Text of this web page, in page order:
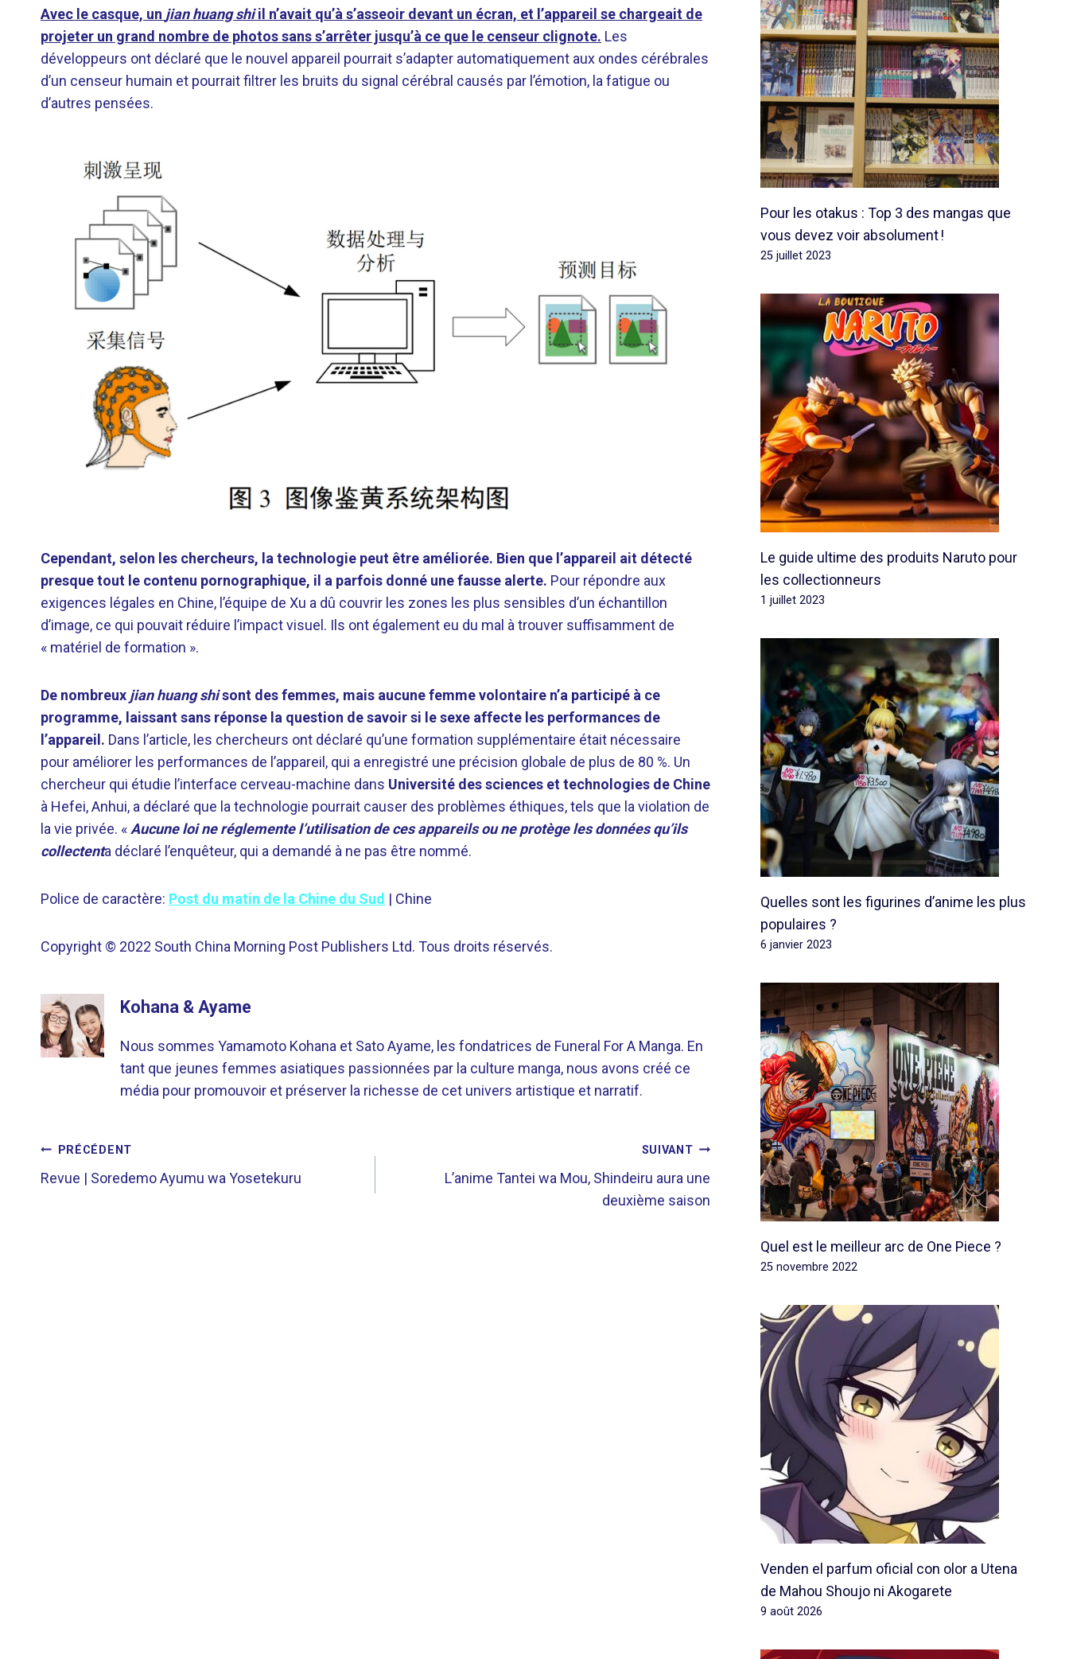
Avec le casque, un jian huang shiil n’avait qu’à s’asseoir devant un écran, et l’appareil se chargeait de
projeter un grand nombre de photos sans s’arrêter jusqu’à ce que le censeur clignote. Les
développeurs ont déclaré que le nouvel appareil pourrait s’adapter automatiquement aux ondes cérébrales
d’un censeur humain et pourrait filtrer les bruits du signal cérébral causés par l’émotion, la fatigue ou
d’autres pensées.
Cependant, selon les chercheurs, la technologie peut être améliorée. Bien que l’appareil ait détecté
presque tout le contenu pornographique, il a parfois donné une fausse alerte. Pour répondre aux
exigences légales en Chine, l’équipe de Xu a dû couvrir les zones les plus sensibles d’un échantillon
d’image, ce qui pouvait réduire l’impact visuel. Ils ont également eu du mal à trouver suffisamment de
« matériel de formation ».
De nombreux jian huang shisont des femmes, mais aucune femme volontaire n’a participé à ce
programme, laissant sans réponse la question de savoir si le sexe affecte les performances de
l’appareil. Dans l’article, les chercheurs ont déclaré qu’une formation supplémentaire était nécessaire
pour améliorer les performances de l’appareil, qui a enregistré une précision globale de plus de 80 %. Un
chercheur qui étudie l’interface cerveau-machine dans Université des sciences et technologies de Chine
à Hefei, Anhui, a déclaré que la technologie pourrait causer des problèmes éthiques, tels que la violation de
la vie privée. « Aucune loi ne réglemente l’utilisation de ces appareils ou ne protège les données qu’ils
collectenta déclaré l’enquêteur, qui a demandé à ne pas être nommé.
Police de caractère: Post du matin de la Chine du Sud | Chine
Copyright © 2022 South China Morning Post Publishers Ltd. Tous droits réservés.
Kohana & Ayame
Nous sommes Yamamoto Kohana et Sato Ayame, les fondatrices de Funeral For A Manga. En
tant que jeunes femmes asiatiques passionnées par la culture manga, nous avons créé ce
média pour promouvoir et préserver la richesse de cet univers artistique et narratif.
NAVIGATION
DE
PRÉCÉDENT
Revue | Soredemo Ayumu wa Yosetekuru
SUIVANT
L’anime Tantei wa Mou, Shindeiru aura une
deuxième saison
Pour les otakus : Top 3 des mangas que
vous devez voir absolument !
25 juillet 2023
Le guide ultime des produits Naruto pour
les collectionneurs
1 juillet 2023
Quelles sont les figurines d’anime les plus
populaires ?
6 janvier 2023
Quel est le meilleur arc de One Piece ?
25 novembre 2022
Venden el parfum oficial con olor a Utena
de Mahou Shoujo ni Akogarete
9 août 2026